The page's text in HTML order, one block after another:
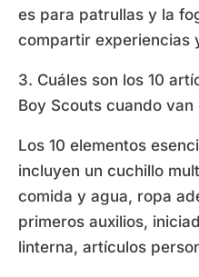
es para patrullas y la
compartir experiencias
3. Cuáles son los 10
Boy Scouts cuando van
Los 10 elementos
incluyen un cuchillo
comida y agua, ropa
primeros auxilios,
linterna, artículos